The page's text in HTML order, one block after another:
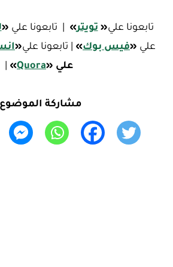
تابعونا علي« تويتر» | تابعونا علي «
علي «فيس بوك» | تابعونا علي«ا
علي «
Quora
»
مشاركة